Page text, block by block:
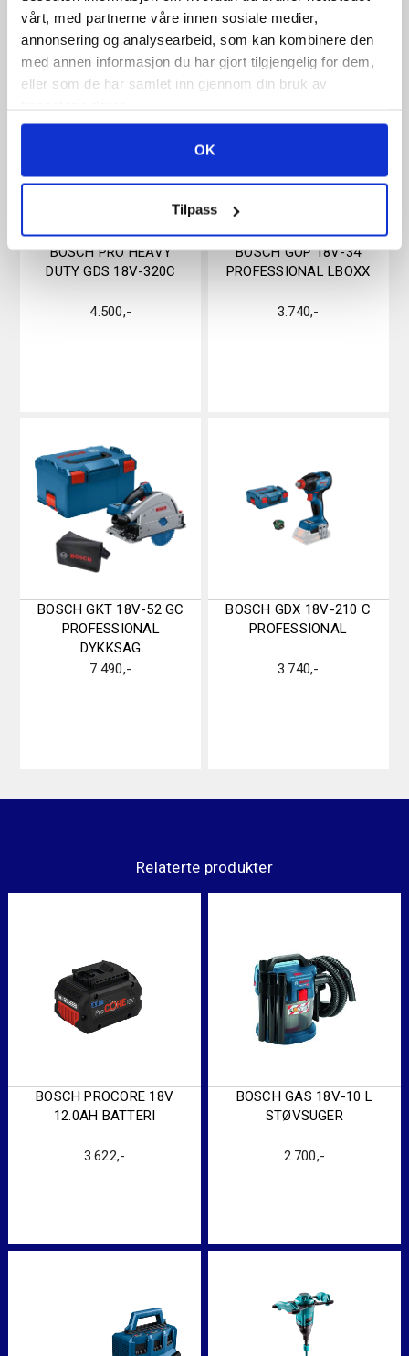
vårt, med partnerne våre innen sosiale medier,
annonsering og analysearbeid, som kan kombinere den
med annen informasjon du har gjort tilgjengelig for dem,
eller som de har samlet inn gjennom din bruk av
OK
Tilpass
BOSCH PRO HEAVY
DUTY GDS 18V-320C
4.500,-
BOSCH GOP 18V-34
PROFESSIONAL LBOXX
3.740,-
BOSCH GKT 18V-52 GC
PROFESSIONAL
DYKKSAG
7.490,-
BOSCH GDX 18V-210 C
PROFESSIONAL
3.740,-
Relaterte produkter
BOSCH PROCORE 18V
12.0AH BATTERI
3.622,-
BOSCH GAS 18V-10 L
STØVSUGER
2.700,-